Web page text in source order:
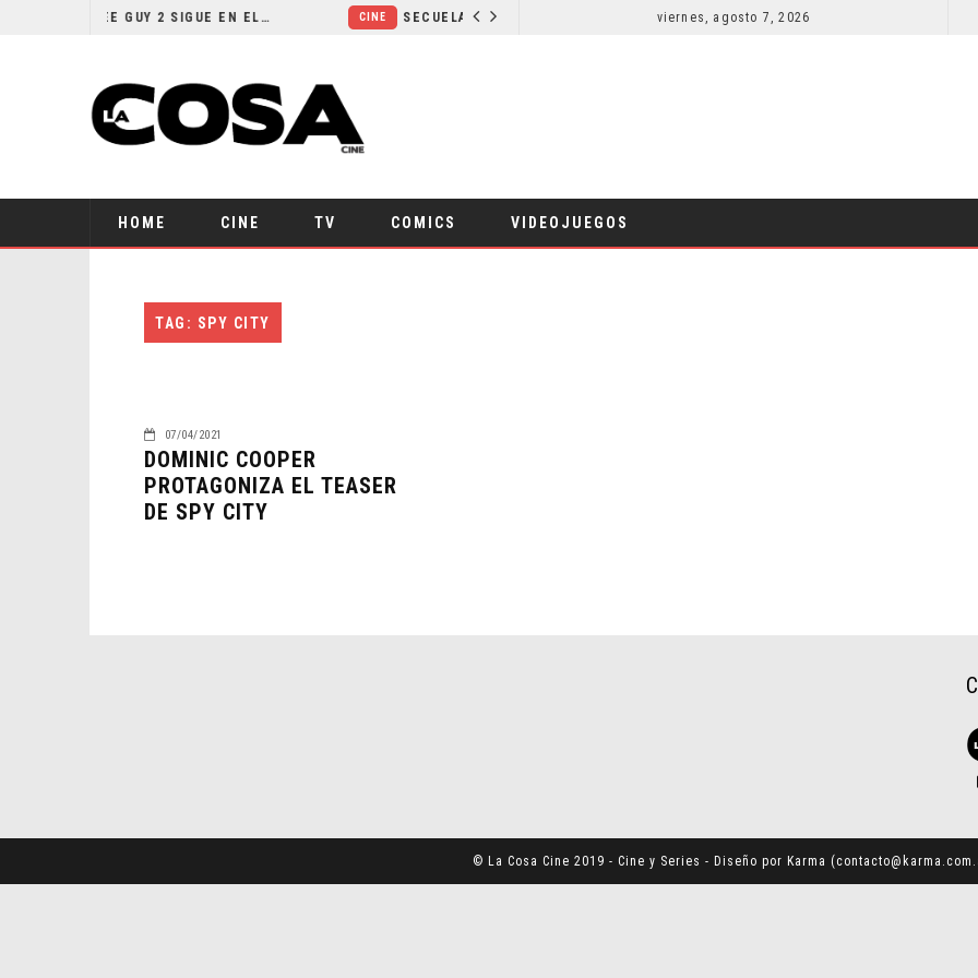
¿POR QUÉ FREE GUY 2 SIGUE EN EL LIMBO? CINE
viernes, agosto 7, 2026
HOME CINE TV COMICS VIDEOJUEGOS
TAG: SPY CITY
07/04/2021
DOMINIC COOPER
PROTAGONIZA EL TEASER
DE SPY CITY
© La Cosa Cine 2019 - Cine y Series - Diseño por Karma (